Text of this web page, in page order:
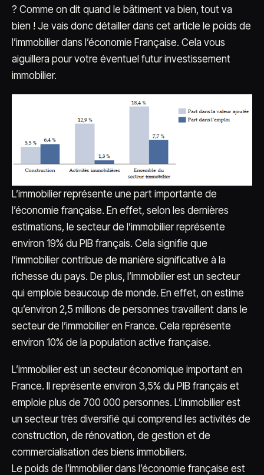
? Comme on dit quand le bâtiment va bien, tout va
bien ! Je vais donc détailler dans cet article le poids de
l’immobilier dans l’économie Française. Cela vous
aiguillera pour votre éventuel futur investissement
immobilier.
L’immobilier représente une part importante de
l’économie française. En effet, selon les dernières
estimations, le secteur de l’immobilier représente
environ 19% du PIB français. Cela signifie que
l’immobilier contribue de manière significative à la
richesse du pays. De plus, l’immobilier est un secteur
qui emploie beaucoup de monde. En effet, on estime
qu’environ 2,5 millions de personnes travaillent dans le
secteur de l’immobilier en France. Cela représente
environ 10% de la population active française.
L’immobilier est un secteur économique important en
France. Il représente environ 3,5% du PIB français et
emploie plus de 700 000 personnes. L’immobilier est
un secteur très diversifié qui comprend les activités de
construction, de rénovation, de gestion et de
commercialisation des biens immobiliers.
Le poids de l’immobilier dans l’économie française est